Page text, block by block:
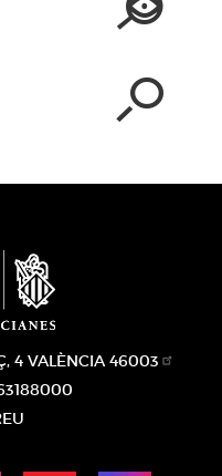
4 VALÈNCIA 46003